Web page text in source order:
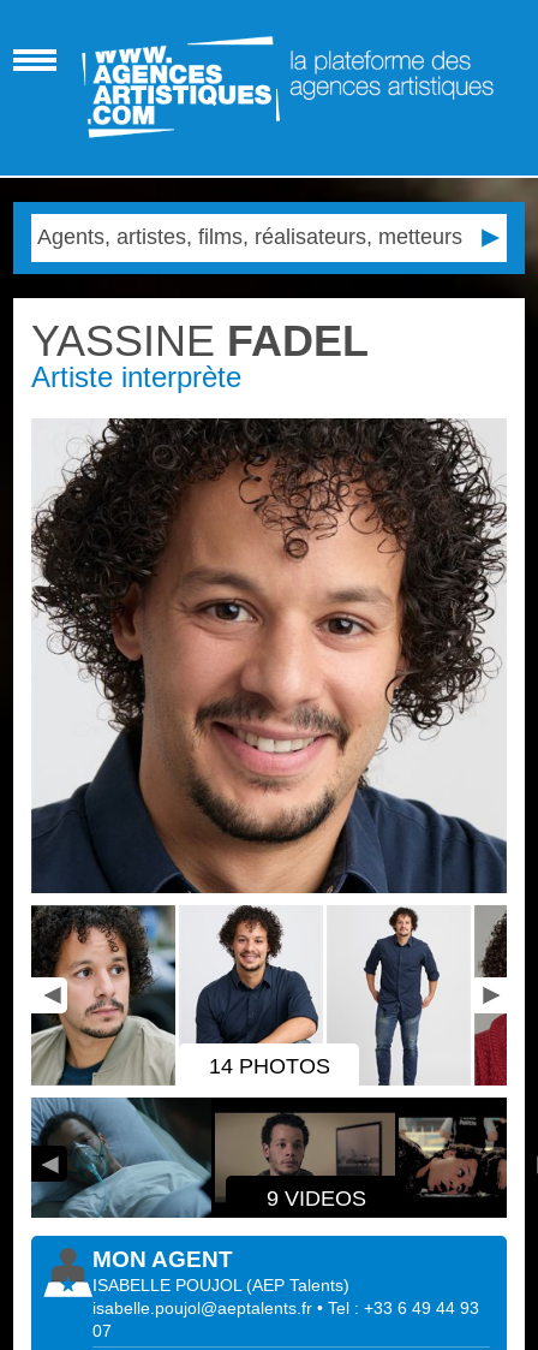
YASSINE FADEL
Artiste interprète
14 PHOTOS
9 VIDEOS
MON AGENT
ISABELLE POUJOL (AEP Talents)
isabelle.poujol@aeptalents.fr • Tel : +33 6 49 44 93
07